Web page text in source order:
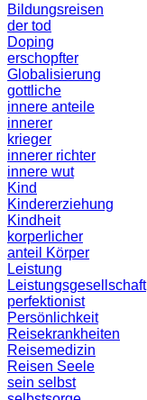
Bildungsreisen
der tod
Doping
erschopfter
Globalisierung
gottliche
innere anteile
innerer
krieger
innerer richter
innere wut
Kind
Kindererziehung
Kindheit
korperlicher
anteil
Körper
Leistung
Leistungsgesellschaft
perfektionist
Persönlichkeit
Reisekrankheiten
Reisemedizin
Reisen Seele
sein selbst